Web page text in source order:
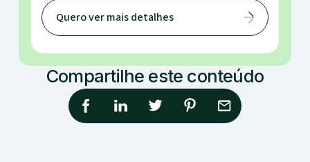
Quero ver mais detalhes
Compartilhe este conteúdo